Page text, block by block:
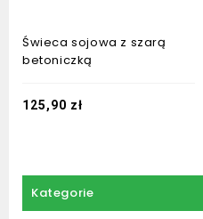
Świeca sojowa z szarą
betoniczką
125,90 zł
Kategorie